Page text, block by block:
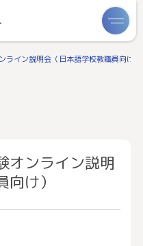
ライン説明会（日本語学校教職員向け）
オンライン説明
け）